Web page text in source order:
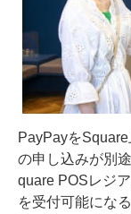
PayPayを
の申し込みが別
quare POSレジ
を受付可能にな